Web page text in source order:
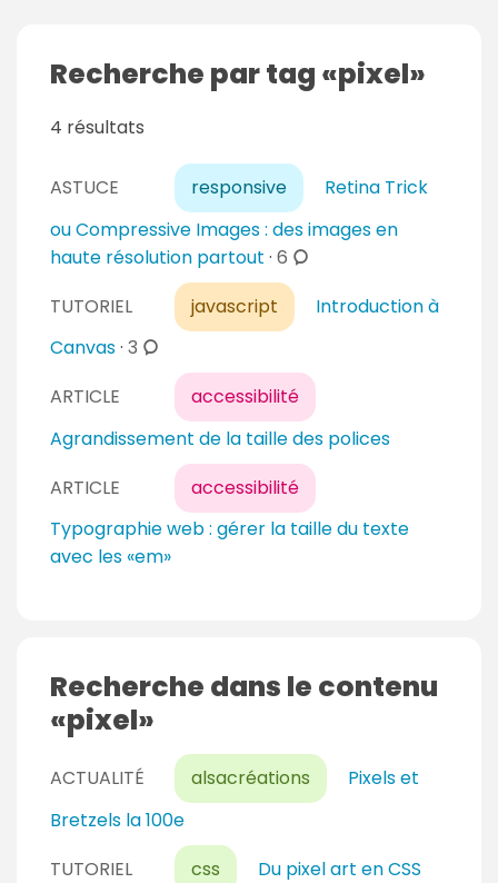
Recherche par tag pixel
4 résultats
ASTUCE responsive
Retina Trick
ou Compressive Images : des images en
haute résolution partout · 6 c
o
e
n
t
a
e
TUTORIEL javascript
Introduction à
Canvas· 3 c
m
a
i
ARTICLE
accessibilité
Agrandissement de la taille des polices
ARTICLE
accessibilité
Typographie web : gérer la taille du texte
avec les «em»
Recherche dans le contenu
pixel
ACTUALITÉ alsacréations
Pixels et
Bretzels la 100e
TUTORIEL
css
Du pixel art en CSS